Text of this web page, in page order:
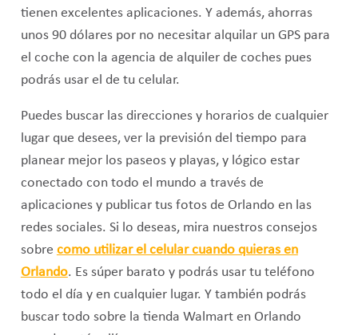
tienen excelentes aplicaciones. Y además, ahorras
unos 90 dólares por no necesitar alquilar un GPS para
el coche con la agencia de alquiler de coches pues
podrás usar el de tu celular.
Puedes buscar las direcciones y horarios de cualquier
lugar que desees, ver la previsión del tiempo para
planear mejor los paseos y playas, y lógico estar
conectado con todo el mundo a través de
aplicaciones y publicar tus fotos de Orlando en las
redes sociales. Si lo deseas, mira nuestros consejos
sobre como utilizar el celular cuando quieras en
Orlando. Es súper barato y podrás usar tu teléfono
todo el día y en cualquier lugar. Y también podrás
buscar todo sobre la tienda Walmart en Orlando